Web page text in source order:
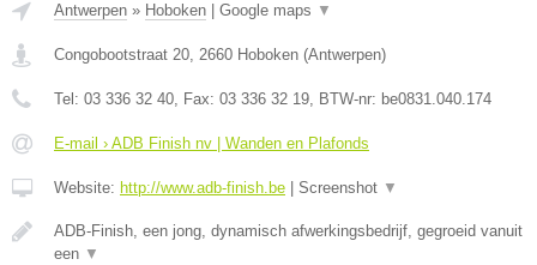
Antwerpen » Hoboken Google maps ▼
Congobootstraat 20, 2660 Hoboken (Antwerpen)
Tel: 03 336 32 40, Fax: 03 336 32 19, BTW-nr: be0831.040.174
E-mail › ADB Finish nv | Wanden en Plafonds
Website: http://www.adb-finish.be Screenshot ▼
ADB-Finish, een jong, dynamisch afwerkingsbedrijf, gegroeid vanuit
een ▼